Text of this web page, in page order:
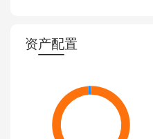
资产配置